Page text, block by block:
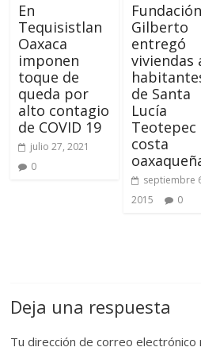
En
Tequisistlan
Oaxaca
imponen
toque de
queda por
alto contagio
de COVID 19
julio 27, 2021
0
Fundación
Gilberto
entregó
viviendas
de Santa
Lucía
costa
septiembre
2015
0
Deja una respuesta
Tu dirección de correo electrónico